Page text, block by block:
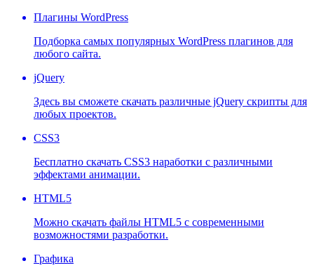
Плагины WordPress
Подборка самых популярных WordPress плагинов для
любого сайта.
jQuery
Здесь вы сможете скачать различные jQuery скрипты для
любых проектов.
CSS3
Бесплатно скачать CSS3 наработки с различными
эффектами анимации.
HTML5
Можно скачать файлы HTML5 с современными
возможностями разработки.
Графика